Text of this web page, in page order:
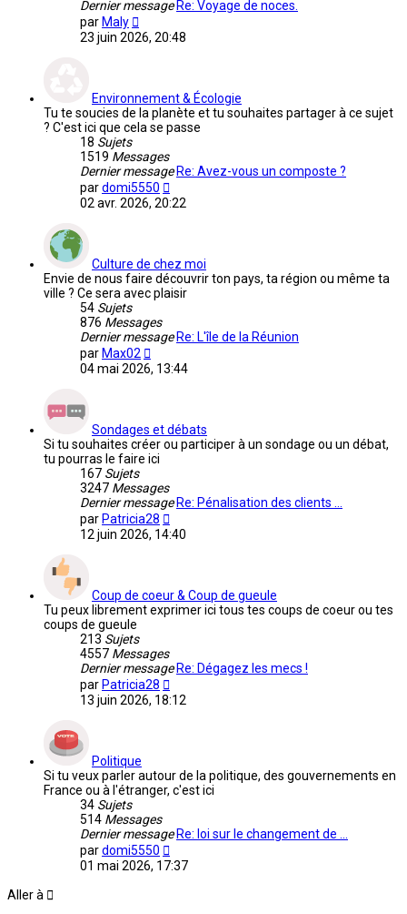
Dernier message Re: Voyage de noces.
parMaly
le
dernier
23 juin 2026, 20:48
Environnement & Écologie
Tu te soucies de la planète et tu souhaites partager à ce sujet
? C'est ici que cela se passe
18 Sujets
1519 Messages
Dernier messageRe: Avez-vous un composte ?
pardomi5550
le
02 avr. 2026, 20:22
Culture de chez moi
Envie de nous faire découvrir ton pays, ta région ou même ta
ville ? Ce sera avec plaisir
54 Sujets
876 Messages
Dernier messageRe: L'île de la Réunion
parMax02
le
dernier
04 mai 2026, 13:44
Sondages et débats
Si tu souhaites créer ou participer à un sondage ou un débat,
tu pourras le faire ici
167 Sujets
3247 Messages
Dernier messageRe: Pénalisation des clients …
parPatricia28
le
12 juin 2026, 14:40
Coup de coeur & Coup de gueule
Tu peux librement exprimer ici tous tes coups de coeur ou tes
coups de gueule
213 Sujets
4557 Messages
Dernier messageRe: Dégagez les mecs !
parPatricia28
le
13 juin 2026, 18:12
Politique
Si tu veux parler autour de la politique, des gouvernements en
France ou à l'étranger, c'est ici
34 Sujets
514 Messages
Dernier messageRe: loi sur le changement de …
pardomi5550
le
01 mai 2026, 17:37
Aller à